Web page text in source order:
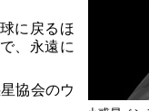
に戻るほ
、永遠に
協会のウ